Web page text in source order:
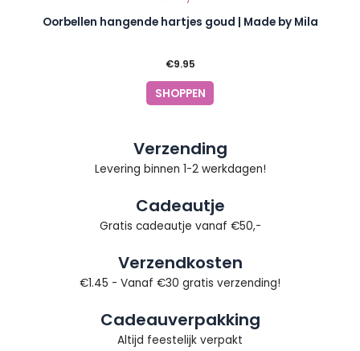
Oorbellen hangende hartjes goud | Made by Mila
€9.95
SHOPPEN
Verzending
Levering binnen 1-2 werkdagen!
Cadeautje
Gratis cadeautje vanaf €50,-
Verzendkosten
€1.45 - Vanaf €30 gratis verzending!
Cadeauverpakking
Altijd feestelijk verpakt